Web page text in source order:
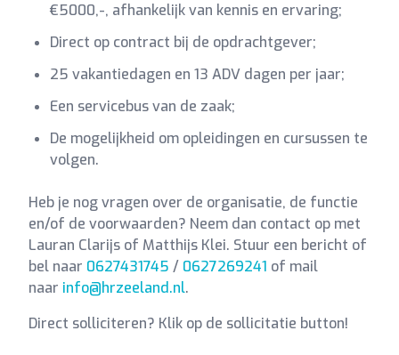
€5000,-, afhankelijk van kennis en ervaring;
Direct op contract bij de opdrachtgever;
25 vakantiedagen en 13 ADV dagen per jaar;
Een servicebus van de zaak;
De mogelijkheid om opleidingen en cursussen te
volgen.
Heb je nog vragen over de organisatie, de functie
en/of de voorwaarden? Neem dan contact op met
Lauran Clarijs of Matthijs Klei. Stuur een bericht of
bel naar 0627431745 / 0627269241 of mail
naar info@hrzeeland.nl.
Direct solliciteren? Klik op de sollicitatie button!